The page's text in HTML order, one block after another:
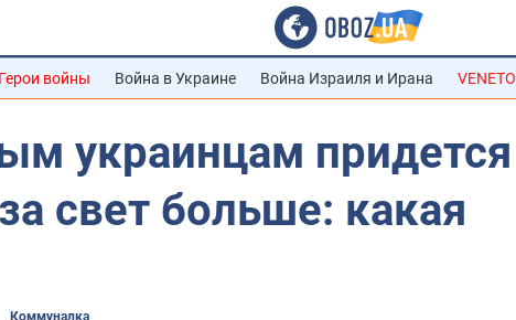
Герои войны Война в Украине Война Израиля и Ирана VENETO
украинцам придется
свет больше: какая
Коммуналка